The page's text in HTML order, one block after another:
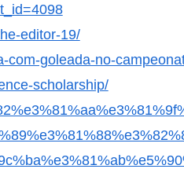
editor-19/
com-goleada-no-
scholarship/